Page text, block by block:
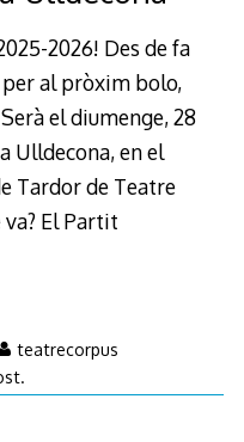
2026! Des de fa
per al pròxim bolo,
el diumenge, 28
Ulldecona, en el
Tardor de Teatre
va? El Partit
teatrecorpus